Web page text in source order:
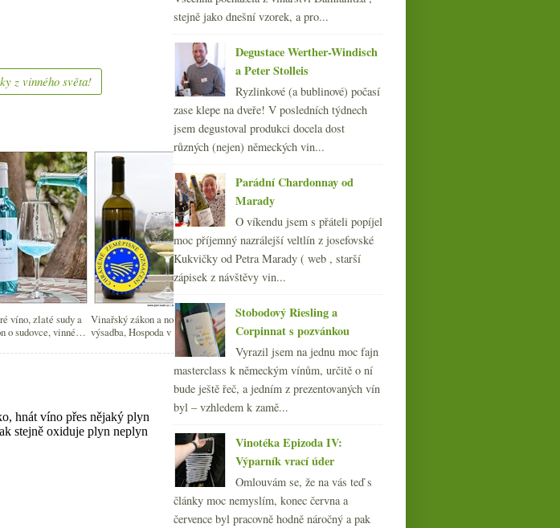
z vinného světa!
víno, zlaté sudy a
o sudovce, vinné
Vinařský zákon a nová
výsadba, Hospoda v New
Yorku, víno v Patagonii a
podceňování alkoholu
Nejstarší vinařství, nový
Salon vín a vyhledávání
►června(22)
►května
►dubna(21)
►března
►února(20)
ledna(21)
► 2014 (254)
2013
►2012(254)
►2011(252)
►2010(249)
►2009(249)
►2008(270)
►2007 (108)
stejně jako dnešní vzorek, a pro...
Degustace Werther-Windisch
a Peter Stolleis
Ryzlinkové (a bublinové) počasí
zase klepe na dveře! V posledních týdnech
jsem degustoval produkci docela dost
různých (nejen) německých vin...
Parádní Chardonnay od
Marady
O víkendu jsem s přáteli popíjel
moc příjemný nazrálejší veltlín z josefovské
Kukvičky od Petra Marady ( web , starší
zápisek z návštěvy vin...
Stobodový Riesling a
Corpinnat s pozvánkou
Vyrazil jsem na jednu moc fajn
masterclass k německým vínům, určitě o ní
bude ještě řeč, a jedním z prezentovaných vín
byl – vzhledem k zamě...
Vinotéka Epizoda IV:
Výparník vrací úder
Omlouvám se, že na vás teď s
články moc nemyslím, konec června a
července byl pracovně hodně náročný a pak